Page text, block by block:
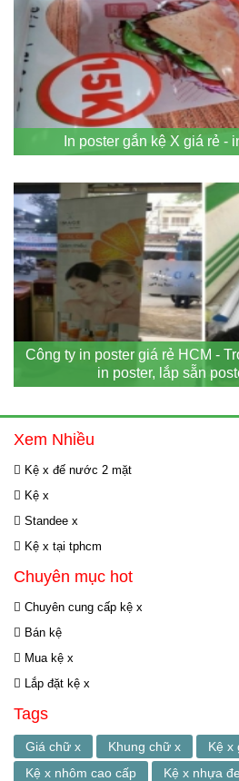
In poster gắn kệ X giá rẻ -
Công ty in poster giá rẻ HCM -
in poster, lắp sẵn
Xem Nhiều
Kệ x đế nước 2 mặt
Kệ x
Standee x
Kệ x tại tphcm
Chuyên mục hot
Chuyên cung cấp kệ x
Bán kệ
Mua kệ x
Lắp đặt kệ x
Tags
Giá chữ x Khung chữ x
Kệ x
Kệ x nhôm cao cấp
Kệ x nhựa